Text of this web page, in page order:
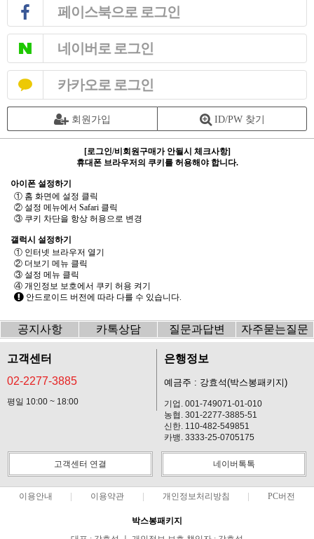
페이스북으로 로그인
네이버로 로그인
카카오로 로그인
회원가입 ID/PW 찾기
[로그인/비회원구매가 안될시 체크사항]
휴대폰 브라우저의 쿠키를 허용해야 합니다.
아이폰 설정하기
① 홈 화면에 설정 클릭
② 설정 메뉴에서 Safari 클릭
③ 쿠키 차단을 항상 허용으로 변경
갤럭시 설정하기
① 인터넷 브라우저 열기
② 더보기 메뉴 클릭
③ 설정 메뉴 클릭
④ 개인정보 보호에서 쿠키 허용 켜기
안드로이드 버전에 따라 다를 수 있습니다.
공지사항 카톡상담 질문과답변 자주묻는질문
고객센터
02-2277-3885
평일 10:00 ~ 18:00
은행정보
예금주 : 강효석(박스봉패키지)
기업. 001-749071-01-010
농협. 301-2277-3885-51
신한. 110-482-549851
카뱅. 3333-25-0705175
고객센터 연결 네이버톡톡
이용안내 이용약관 개인정보처리방침 PC버전
박스봉패키지